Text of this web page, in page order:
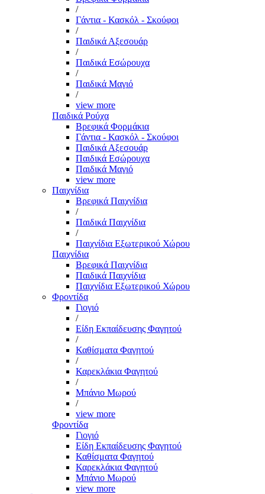
/
Γάντια - Κασκόλ - Σκούφοι
/
Παιδικά Αξεσουάρ
/
Παιδικά Εσώρουχα
/
Παιδικά Μαγιό
/
view more
Παιδικά Ρούχα
Βρεφικά Φορμάκια
Γάντια - Κασκόλ - Σκούφοι
Παιδικά Αξεσουάρ
Παιδικά Εσώρουχα
Παιδικά Μαγιό
view more
Παιχνίδια
Βρεφικά Παιχνίδια
/
Παιδικά Παιχνίδια
/
Παιχνίδια Εξωτερικού Χώρου
Παιχνίδια
Βρεφικά Παιχνίδια
Παιδικά Παιχνίδια
Παιχνίδια Εξωτερικού Χώρου
Φροντίδα
Γιογιό
/
Είδη Εκπαίδευσης Φαγητού
/
Καθίσματα Φαγητού
/
Καρεκλάκια Φαγητού
/
Μπάνιο Μωρού
/
view more
Φροντίδα
Γιογιό
Είδη Εκπαίδευσης Φαγητού
Καθίσματα Φαγητού
Καρεκλάκια Φαγητού
Μπάνιο Μωρού
view more